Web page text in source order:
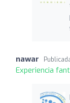
nawar
Experiencia